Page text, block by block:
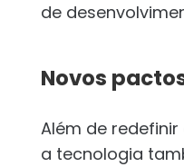
de
Novos
Além de
a tecnologia